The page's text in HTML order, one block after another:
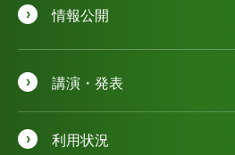
情報公開
講演・発表
利用状況